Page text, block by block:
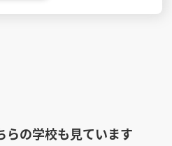
らの学校も見ています